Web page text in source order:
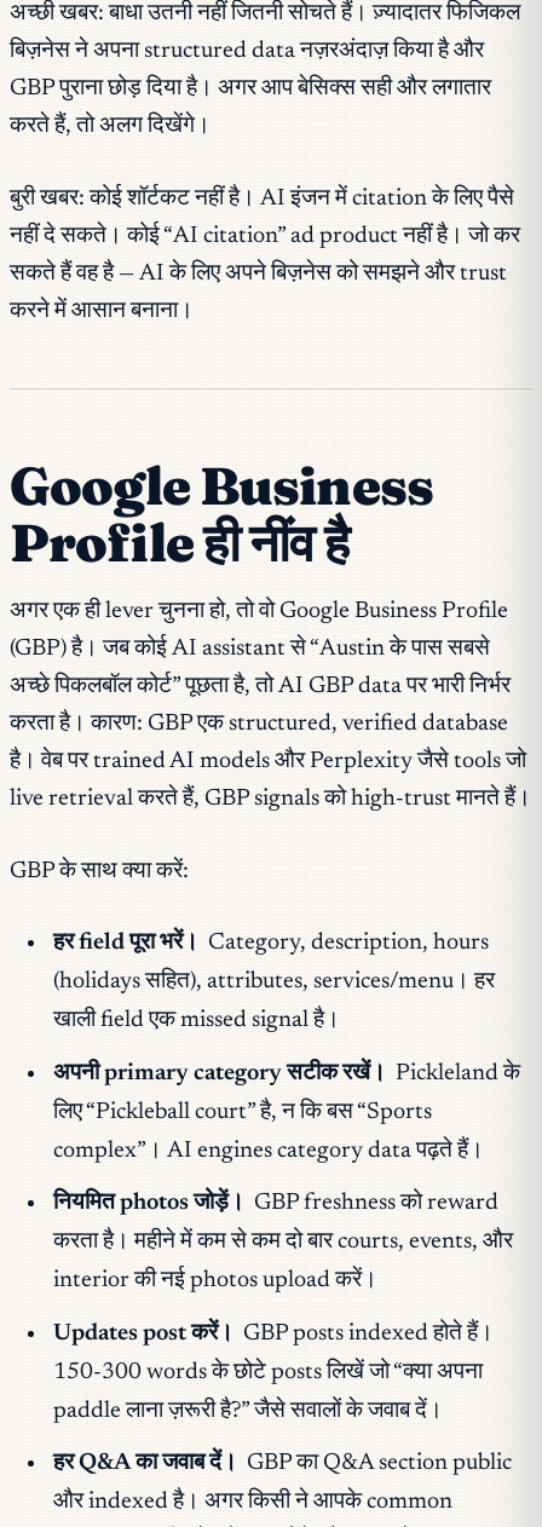
अच्छी खबर: बाधा उतनी नहीं जितनी सोचते हैं। ज़्यादातर फिजिकल
बिज़नेस ने अपना structured data नज़रअंदाज़ किया है और
GBP पुराना छोड़ दिया है। अगर आप बेसिक्स सही और लगातार
करते हैं, तो अलग दिखेंगे।
बुरी खबर: कोई शॉर्टकट नहीं है। AI इंजन में citation के लिए पैसे
नहीं दे सकते। कोई “AI citation” ad product नहीं है। जो कर
सकते हैं वह है — AI के लिए अपने बिज़नेस को समझने और trust
करने में आसान बनाना।
Google Business
Profile ही नींव है
अगर एक ही lever चुनना हो, तो वो Google Business Profile
(GBP) है। जब कोई AI assistant से “Austin के पास सबसे
अच्छे पिकलबॉल कोर्ट” पूछता है, तो AI GBP data पर भारी निर्भर
करता है। कारण: GBP एक structured, verified database
है। वेब पर trained AI models और Perplexity जैसे tools जो
live retrieval करते हैं, GBP signals को high-trust मानते हैं।
GBP के साथ क्या करें:
हर field पूरा भरें।
Category, description, hours
(holidays सहित), attributes, services/menu। हर
खाली field एक missed signal है।
अपनी primary category सटीक रखें। Pickleland के
लिए “Pickleball court” है, न कि बस “Sports
complex”। AI engines category data पढ़ते हैं।
नियमित photos जोड़ें।
GBP freshness को reward
करता है। महीने में कम से कम दो बार courts, events, और
interior की नई photos upload करें।
Updates post करें।
GBP posts indexed होते हैं।
150-300 words के छोटे posts लिखें जो “क्या अपना
paddle लाना ज़रूरी है?” जैसे सवालों के जवाब दें।
हर Q&A का जवाब दें।
GBP का Q&A section public
और indexed है। अगर किसी ने आपके common